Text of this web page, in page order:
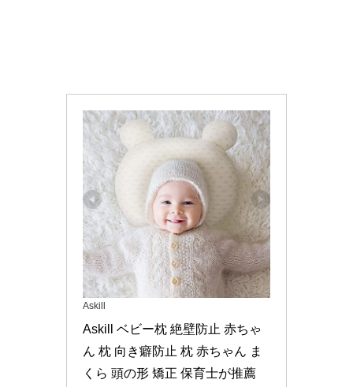
Askill
Askill ベビー枕 絶壁防止 赤ちゃ
ん 枕 向き癖防止 枕 赤ちゃん ま
くら 頭の形 矯正 保育士が推薦